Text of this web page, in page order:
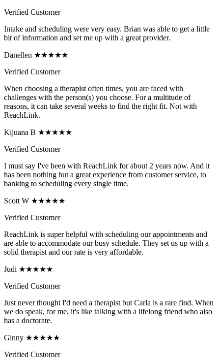
Verified Customer
Intake and scheduling were very easy. Brian was able to get a little
bit of information and set me up with a great provider.
Danellen ★★★★★
Verified Customer
When choosing a therapist often times, you are faced with
challenges with the person(s) you choose. For a multitude of
reasons, it can take several weeks to find the right fit. Not with
ReachLink.
Kijuana B ★★★★★
Verified Customer
I must say I've been with ReachLink for about 2 years now. And it
has been nothing but a great experience from customer service, to
banking to scheduling every single time.
Scott W ★★★★★
Verified Customer
ReachLink is super helpful with scheduling our appointments and
are able to accommodate our busy schedule. They set us up with a
solid therapist and our rate is very affordable.
Judi ★★★★★
Verified Customer
Just never thought I'd need a therapist but Carla is a rare find. When
we do speak, for me, it's like talking with a lifelong friend who also
has a doctorate.
Ginny ★★★★★
Verified Customer